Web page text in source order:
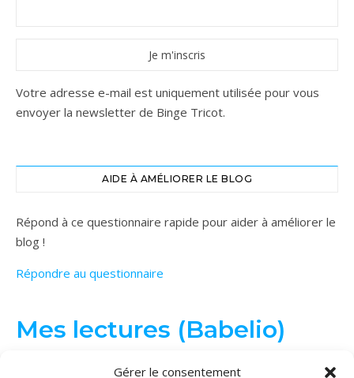
Gérer le consentement
Votre adresse e-mail est uniquement utilisée pour vous
envoyer la newsletter de Binge Tricot.
AIDE À AMÉLIORER LE BLOG
Répond à ce questionnaire rapide pour aider à améliorer le
blog !
Répondre au questionnaire
Mes lectures (Babelio)